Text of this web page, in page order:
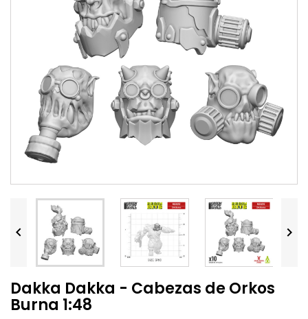
 
Dakka Dakka - Cabezas de Orkos
Burna 1:48